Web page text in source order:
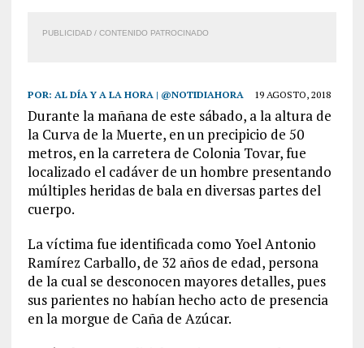
PUBLICIDAD / CONTENIDO PATROCINADO
POR: AL DÍA Y A LA HORA | @NOTIDIAHORA 19 AGOSTO, 2018
Durante la mañana de este sábado, a la altura de
la Curva de la Muerte, en un precipicio de 50
metros, en la carretera de Colonia Tovar, fue
localizado el cadáver de un hombre presentando
múltiples heridas de bala en diversas partes del
cuerpo.
La víctima fue identificada como Yoel Antonio
Ramírez Carballo, de 32 años de edad, persona
de la cual se desconocen mayores detalles, pues
sus parientes no habían hecho acto de presencia
en la morgue de Caña de Azúcar.